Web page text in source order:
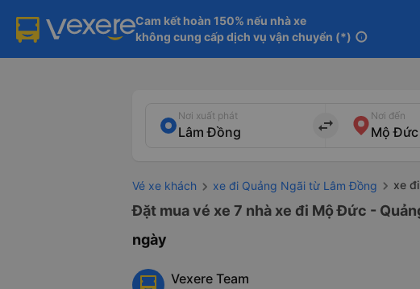
Cam kết hoàn 150% nếu nhà xe
không cung cấp dịch vụ vận chuyển (*) info
Nơi xuất phát
import_export
Nơi đến
Vé xe khách xe đi Quảng Ngãi từ Lâm Đồng xe
Đặt mua vé xe 7 nhà xe đi Mộ Đức -
ngày
Vexere Team